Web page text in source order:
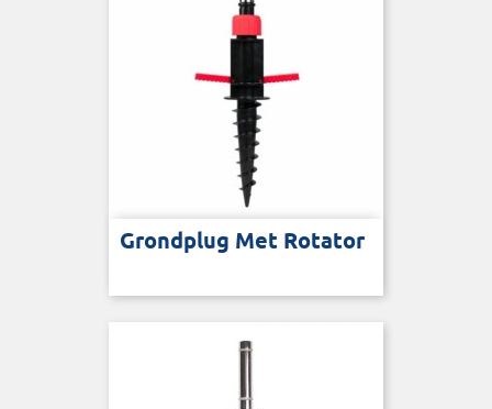
Grondplug Met Rotator